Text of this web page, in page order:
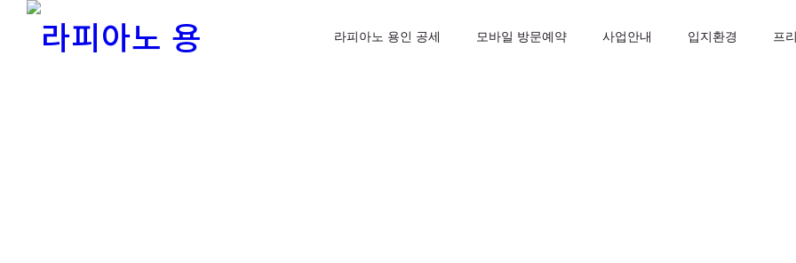
라피아노 용인 공세 모바일 방문예약 사업안내 입지환경 프